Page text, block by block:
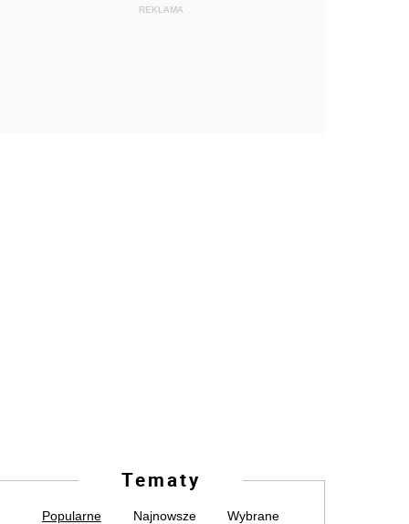
REKLAMA
Tematy
Popularne Najnowsze Wybrane